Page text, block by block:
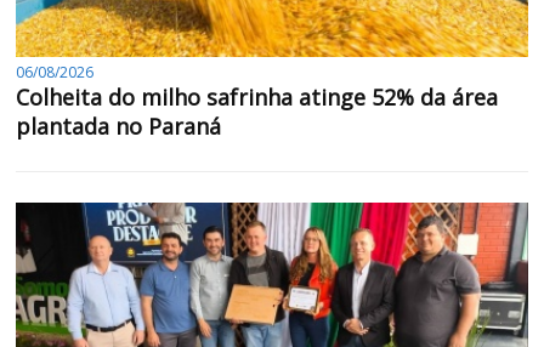
06/08/2026
Colheita do milho safrinha atinge 52% da área
plantada no Paraná